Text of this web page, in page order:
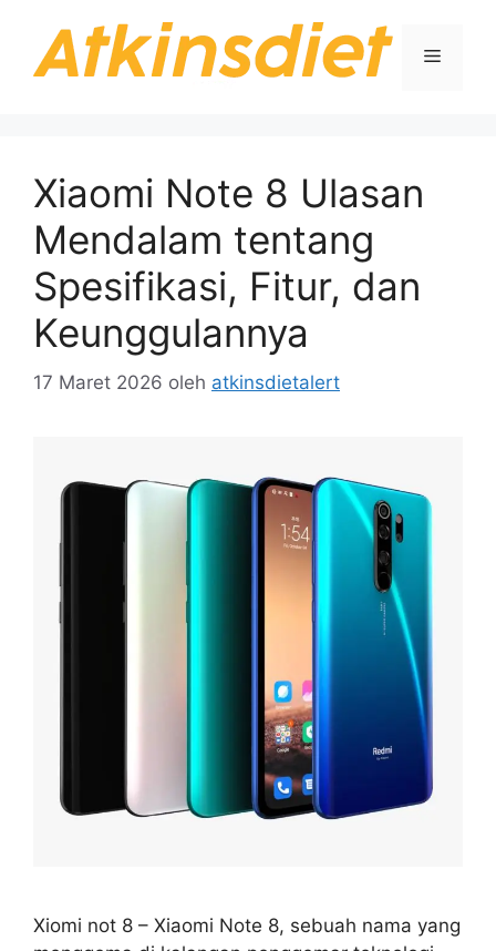
Menu
Xiaomi Note 8 Ulasan
Mendalam tentang
Spesifikasi, Fitur, dan
Keunggulannya
17 Maret 2026 oleh atkinsdietalert
Xiomi not 8 – Xiaomi Note 8, sebuah nama yang